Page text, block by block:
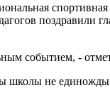
событием, -
не единожды